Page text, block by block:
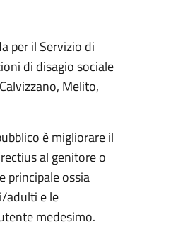
per il Servizio di
di disagio sociale
Melito,
è migliorare il
al genitore o
principale ossia
adulti e le
medesimo.